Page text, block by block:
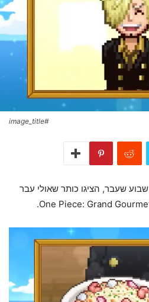
#image_title
במהלך ה-Nintendo Direct שבוע שעבר, הציגו כותר שאולי עבר